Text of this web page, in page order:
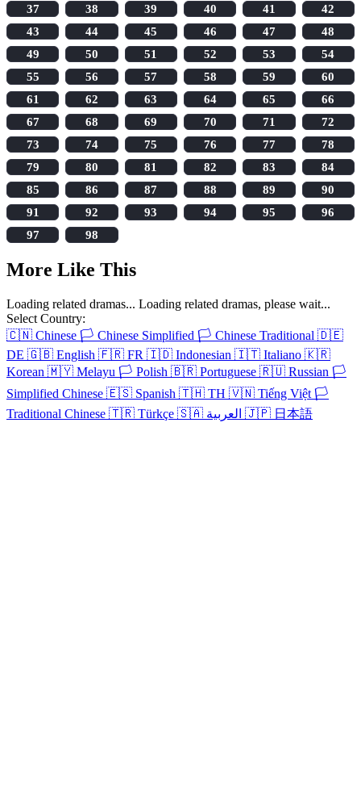
37
38 39 40 41
42
43
44 45 46 47
48
49
50 51 52 53
54
55
56 57 58 59
60
61
62 63 64 65
66
67
68 69 70 71
72
73
74 75 76 77
78
79
80 81 82 83
84
85
86 87 88 89
90
91
92 93 94 95
96
97
98
More Like This
Loading related dramas... Loading related dramas, please wait...
Select Country:
🇨🇳 Chinese 🏳️ Chinese Simplified 🏳️ Chinese Traditional 🇩🇪
DE 🇬🇧 English 🇫🇷 FR 🇮🇩 Indonesian 🇮🇹 Italiano 🇰🇷
Korean 🇲🇾 Melayu 🏳️ Polish 🇧🇷 Portuguese 🇷🇺 Russian 🏳️
Simplified Chinese 🇪🇸 Spanish 🇹🇭 TH 🇻🇳 Tiếng Việt 🏳️
Traditional Chinese 🇹🇷 Türkçe 🇸🇦 🇯🇵 日本語